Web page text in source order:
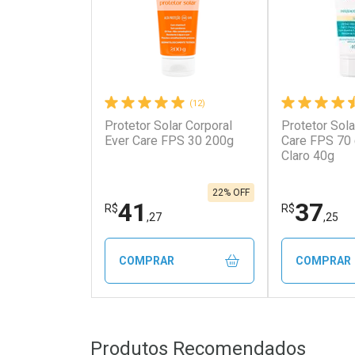
Ativar Desconto
Por R$ 139,00/cada
Por R$ 139,00/cada
Ativar
Por R$
Por R$
(12)
Protetor Solar Corporal
Ever Care FPS 30 200g
R$41 ,27
22% OFF
COMPRAR
Protetor
Care FPS 70
Claro 40g
R$37,25
COMPRAR
Produtos Recomendados